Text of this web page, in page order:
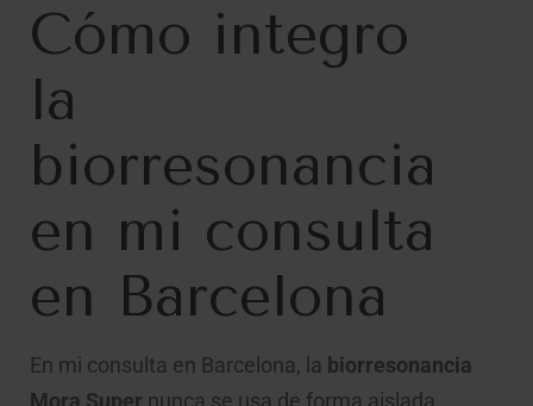
Cómo integro
la
biorresonancia
en mi consulta
en Barcelona
En mi consulta en Barcelona, la biorresonancia
Mora Super nunca se usa de forma aislada.